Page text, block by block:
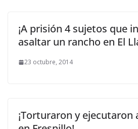
¡A prisión 4 sujetos que
asaltar un rancho en El
23 octubre, 2014
¡Torturaron y ejecutaron